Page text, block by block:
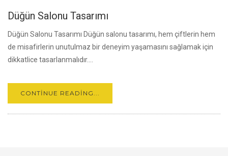
Düğün Salonu Tasarımı
Düğün Salonu Tasarımı Düğün salonu tasarımı, hem çiftlerin hem
de misafirlerin unutulmaz bir deneyim yaşamasını sağlamak için
dikkatlice tasarlanmalıdır....
CONTINUE READING...